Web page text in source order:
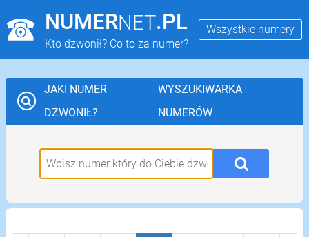
NUMERNET.PL
Kto dzwonił? Co to za numer?
Wszystkie numery
JAKI NUMER
DZWONIŁ?
WYSZUKIWARKA
NUMERÓW